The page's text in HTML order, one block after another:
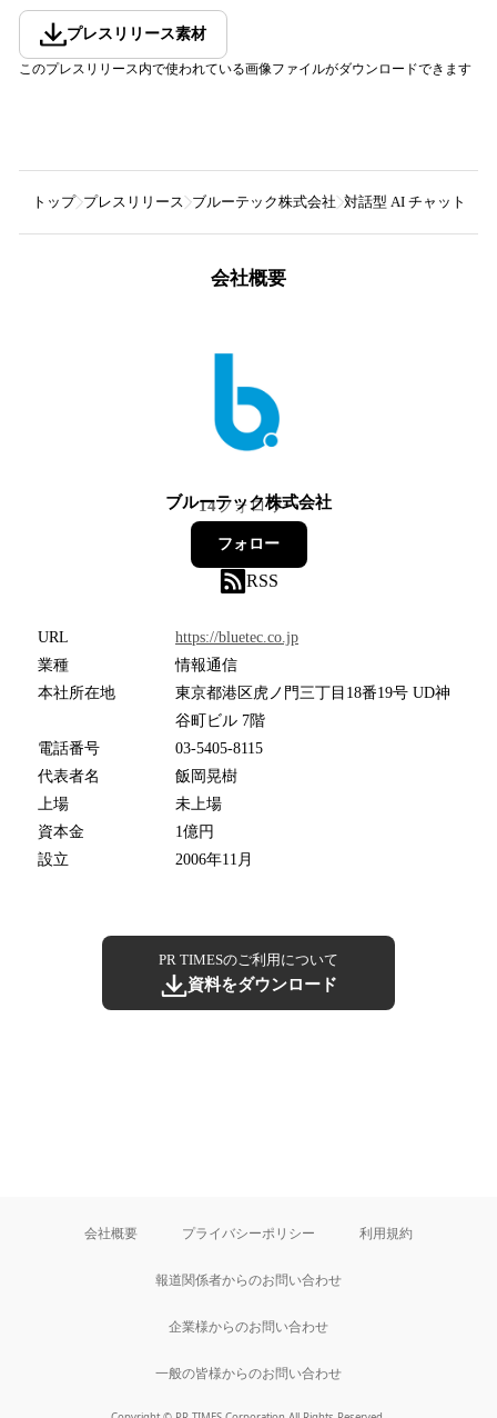
プレスリリース素材
このプレスリリース内で使われている画像ファイルがダウンロードできます
トップ プレスリリース ブルーテック株式会社 対話型 AI チャットボ
会社概要
ブルーテック株式会社
14フォロワー
フォロー
RSS
URL
https://bluetec.co.jp
業種
情報通信
本社所在地
東京都港区虎ノ門三丁目18番19号 UD神
谷町ビル 7階
電話番号
03-5405-8115
代表者名
飯岡晃樹
上場
未上場
資本金
1億円
設立
2006年11月
PR TIMESのご利用について
資料をダウンロード
会社概要 プライバシーポリシー 利用規約
報道関係者からのお問い合わせ
企業様からのお問い合わせ
一般の皆様からのお問い合わせ